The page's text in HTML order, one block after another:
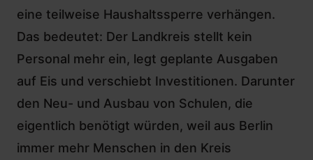
eine teilweise Haushaltssperre verhängen.
Das bedeutet: Der Landkreis stellt kein
Personal mehr ein, legt geplante Ausgaben
auf Eis und verschiebt Investitionen. Darunter
den Neu- und Ausbau von Schulen, die
eigentlich benötigt würden, weil aus Berlin
immer mehr Menschen in den Kreis